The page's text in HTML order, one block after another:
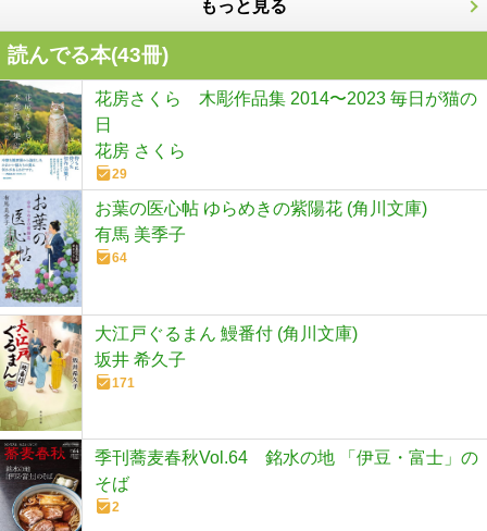
もっと見る
読んでる本(43冊)
花房さくら 木彫作品集 2014〜2023 毎日が猫の
日
花房 さくら
29
お葉の医心帖 ゆらめきの紫陽花 (角川文庫)
有馬 美季子
64
大江戸ぐるまん 鰻番付 (角川文庫)
坂井 希久子
171
季刊蕎麦春秋Vol.64 銘水の地 「伊豆・富士」の
そば
2